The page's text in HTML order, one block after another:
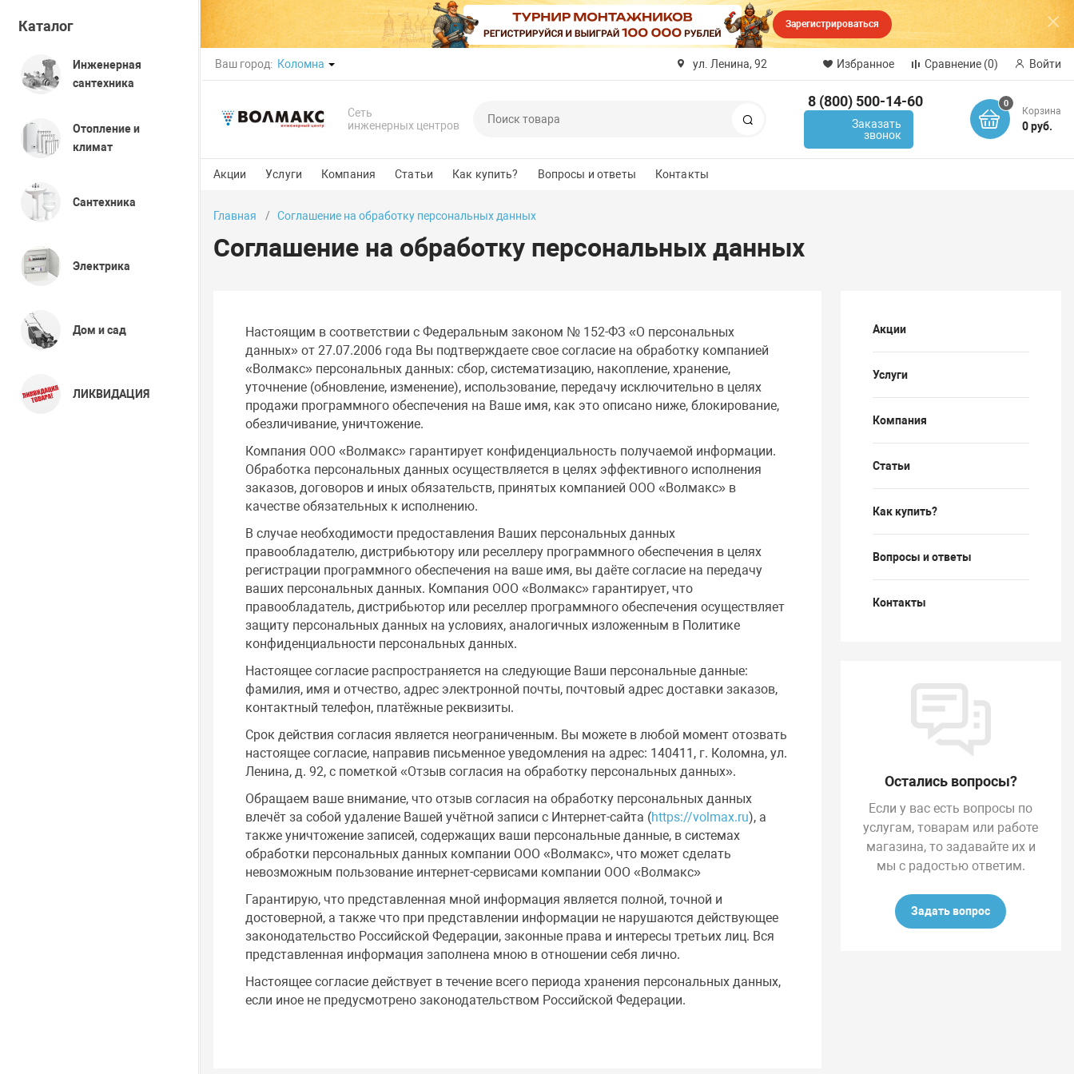
Зарегистрироваться
Ваш город: Коломна ул. Ленина, 92 Избранное Сравнение (0) Войти
Сеть
инженерных центров
8 (800) 500-14-60
Заказать
звонок
0
Корзина
0 руб.
Акции Услуги Компания Статьи Как купить? Вопросы и ответы Контакты
Каталог
Инженерная
сантехника
Отопление и
климат
Сантехника
Электрика
Дом и сад
ЛИКВИДАЦИЯ
Главная Соглашение на обработку персональных данных
Соглашение на обработку персональных данных
Настоящим в соответствии с Федеральным законом № 152-ФЗ «О персональных
данных» от 27.07.2006 года Вы подтверждаете свое согласие на обработку компанией
«Волмакс» персональных данных: сбор, систематизацию, накопление, хранение,
уточнение (обновление, изменение), использование, передачу исключительно в целях
продажи программного обеспечения на Ваше имя, как это описано ниже, блокирование,
обезличивание, уничтожение.
Компания ООО «Волмакс» гарантирует конфиденциальность получаемой информации.
Обработка персональных данных осуществляется в целях эффективного исполнения
заказов, договоров и иных обязательств, принятых компанией ООО «Волмакс» в
качестве обязательных к исполнению.
В случае необходимости предоставления Ваших персональных данных
правообладателю, дистрибьютору или реселлеру программного обеспечения в целях
регистрации программного обеспечения на ваше имя, вы даёте согласие на передачу
ваших персональных данных. Компания ООО «Волмакс» гарантирует, что
правообладатель, дистрибьютор или реселлер программного обеспечения осуществляет
защиту персональных данных на условиях, аналогичных изложенным в Политике
конфиденциальности персональных данных.
Настоящее согласие распространяется на следующие Ваши персональные данные:
фамилия, имя и отчество, адрес электронной почты, почтовый адрес доставки заказов,
контактный телефон, платёжные реквизиты.
Срок действия согласия является неограниченным. Вы можете в любой момент отозвать
настоящее согласие, направив письменное уведомления на адрес: 140411, г. Коломна, ул.
Ленина, д. 92, с пометкой «Отзыв согласия на обработку персональных данных».
Обращаем ваше внимание, что отзыв согласия на обработку персональных данных
влечёт за собой удаление Вашей учётной записи с Интернет-сайта (https://volmax.ru), а
также уничтожение записей, содержащих ваши персональные данные, в системах
обработки персональных данных компании ООО «Волмакс», что может сделать
невозможным пользование интернет-сервисами компании ООО «Волмакс»
Гарантирую, что представленная мной информация является полной, точной и
достоверной, а также что при представлении информации не нарушаются действующее
законодательство Российской Федерации, законные права и интересы третьих лиц. Вся
представленная информация заполнена мною в отношении себя лично.
Настоящее согласие действует в течение всего периода хранения персональных данных,
если иное не предусмотрено законодательством Российской Федерации.
Акции
Услуги
Компания
Статьи
Как купить?
Вопросы и ответы
Контакты
Остались вопросы?
Если у вас есть вопросы по
услугам, товарам или работе
магазина, то задавайте их и
мы с радостью ответим.
Задать вопрос